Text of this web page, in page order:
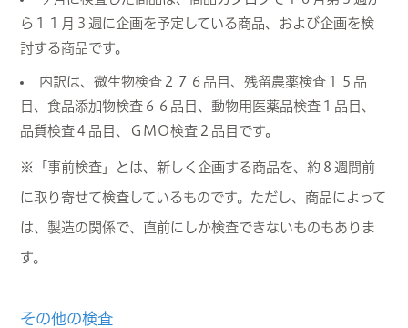
ら１１月３週に企画を予定している商品、および企画を検
討する商品です。
内訳は、微生物検査２７６品目、残留農薬検査１５品
目、食品添加物検査６６品目、動物用医薬品検査１品目、
品質検査４品目、ＧＭＯ検査２品目です。
※「事前検査」とは、新しく企画する商品を、約８週間前
に取り寄せて検査しているものです。ただし、商品によって
は、製造の関係で、直前にしか検査できないものもありま
す。
その他の検査